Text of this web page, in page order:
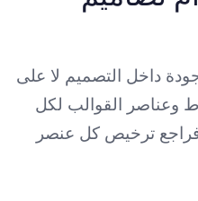
داخل التصميم لا على
وعناصر القوالب لكل
ترخيص كل عنصر